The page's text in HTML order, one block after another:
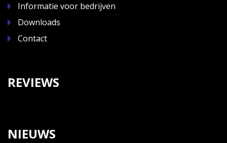
Informatie voor bedrijven
Downloads
Contact
REVIEWS
NIEUWS